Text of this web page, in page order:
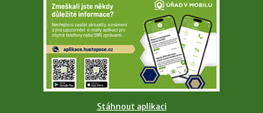
Stáhnout aplikaci